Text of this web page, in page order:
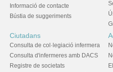
Informació de contacte
Bústia de suggeriments
Ciutadans
Consulta de col·legiació infermera
Consulta d'infermeres amb DACS
Registre de societats